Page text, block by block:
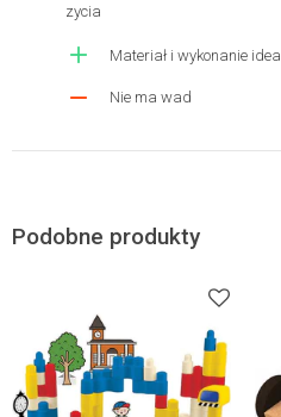
zycia
Materiał i wykonanie
Nie ma wad
Podobne produkty